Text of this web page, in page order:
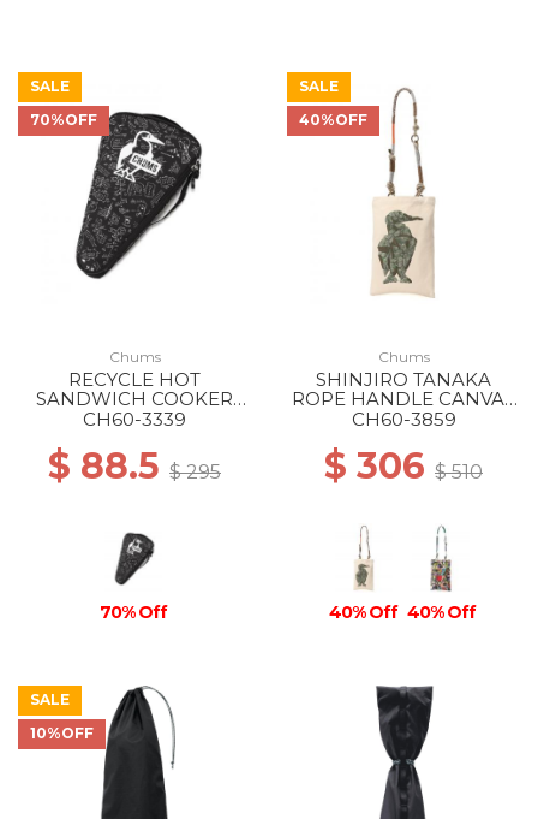
SALE
70%OFF
Chums
RECYCLE HOT
SANDWICH COOKER
CASE Z222 ONCE UPON
CH60-3339
$ 88.5 $ 295
70% Off
SALE
40%OFF
Chums
SHINJIRO TANAKA
ROPE HANDLE CANVAS
TOTE Z344 THE
LIFE
CH60-3859
$ 306 $ 510
40% Off 40% Off
SALE
10%OFF